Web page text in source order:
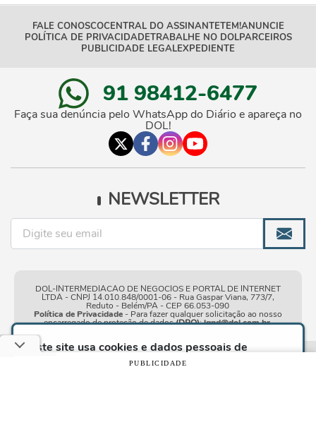
Este site usa cookies e dados pessoais de
acordo com os nossosTermos de Uso e Política
e, ao continuar navegando neste
FALE CONOSCOCENTRAL DO ASSINANTETEM!ANUNCIE
POLÍTICA DE PRIVACIDADETRABALHE NO DOLPARCEIROS
PUBLICIDADE LEGALEXPEDIENTE
91 98412-6477
Faça sua denúncia pelo WhatsApp do Diário e apareça no
DOL!
NEWSLETTER
DOL-INTERMEDIACAO DE NEGOCIOS E PORTAL DE INTERNET
LTDA - CNPJ 14.010.848/0001-06 - Rua Gaspar Viana, 773/7,
Reduto - Belém/PA - CEP 66.053-090
Política de Privacidade- Para fazer qualquer solicitação ao nosso
encarregado de proteção de dados(DPO):lgpd@dol.com.br.
| © Copyright 2010-2026 DOL - Diário
PUBLICIDADE